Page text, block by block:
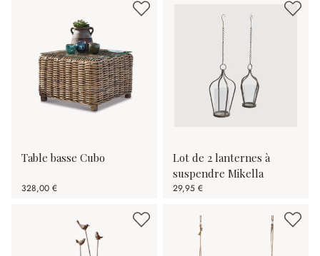
Table basse Cubo
328,00 €
Lot de 2 lanternes à
suspendre Mikella
29,95 €